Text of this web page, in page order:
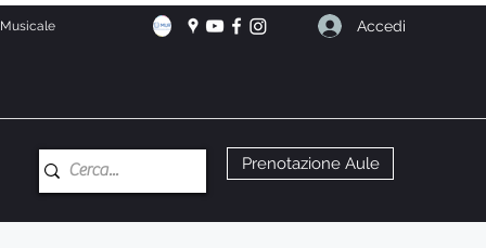
Accedi
Prenotazione Aule